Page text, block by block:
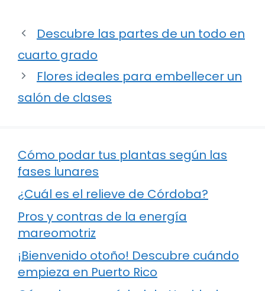
Descubre las partes de un todo en
cuarto grado
Flores ideales para embellecer un
salón de clases
Cómo podar tus plantas según las
fases lunares
¿Cuál es el relieve de Córdoba?
Pros y contras de la energía
mareomotriz
¡Bienvenido otoño! Descubre cuándo
empieza en Puerto Rico